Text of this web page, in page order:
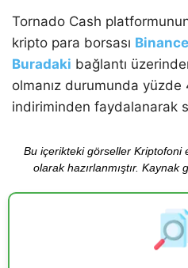
Tornado Cash platformunun
kripto para borsası Binance
Buradaki bağlantı
olmanız durumunda yüzde
indiriminden faydalanarak
Bu içerikteki görseller Kriptofoni
olarak hazırlanmıştır. Kaynak